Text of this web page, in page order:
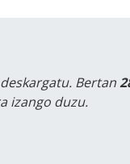
Bertan
izango duzu.